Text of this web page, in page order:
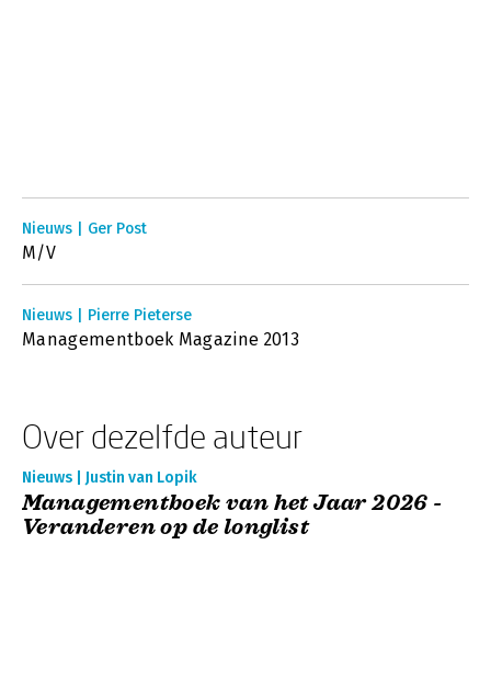
Nieuws | Ger Post
M/V
Nieuws | Pierre Pieterse
Managementboek Magazine 2013
Over dezelfde auteur
Nieuws | Justin van Lopik
Managementboek van het Jaar 2026 -
Veranderen op de longlist